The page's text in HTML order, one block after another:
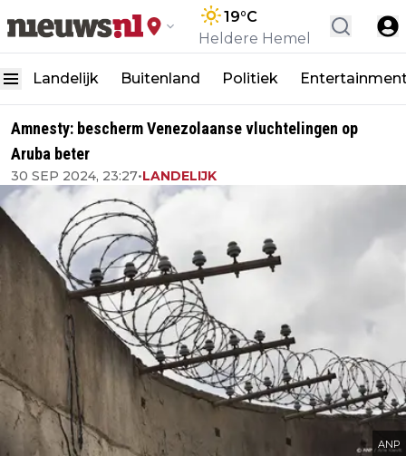
19°C
Heldere Hemel
Landelijk Buitenland Politiek
Amnesty: bescherm Venezolaanse vluchtelingen op
Aruba beter
30 SEP 2024, 23:27•LANDELIJK
ANP